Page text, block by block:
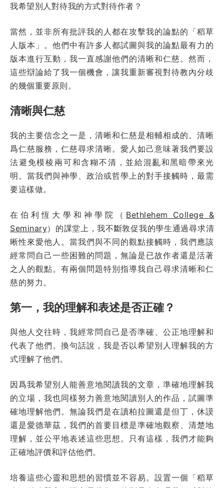
我希望別人對待我的方式對待作者？
當然，並非所有批評我的人都在攻擊我的論點的「稻草
人版本」。他們中有許多人都試圖與我的論點最有力的
版本進行互動，我一直感謝他們的清晰和仁慈。然而，
這些辯論給了我一個機會，讓我重新審視對待教內分歧
的幾個重要原則。
清晰與仁慈
我的主要信念之一是，清晰和仁慈是相輔相成的。清晰
爲仁慈服務，仁慈尋求清晰。愛人如己意味著我們要設
法避免模棱兩可和含糊不清，並給混亂和黑暗帶來光
明。當我們與神學、政治或哲學上的對手接觸時，最需
要這樣做。
在伯利恆大學和神學院（ Bethlehem College &
Seminary）的課堂上，我不斷敦促我的學生通過尋求清
晰性來愛他人。當我們與不同的觀點接觸時，我們應該
經常問自己一些困難的問題，無論是已故作者還是活著
之人的觀點。有兩個問題特別指導我自己尋求清晰和仁
慈的努力。
第一，我的理解和表述是否正確？
與他人交往時，我經常問自己是否準確、公正地理解和
代表了他們。換句話說，我是否以希望別人理解我的方
式理解了他們。
因爲我希望別人能善意地閱讀我的文章，準確地理解我
的立場，我也同樣努力善意地閱讀別人的作品，試圖準
確地理解他們。無論我們是在讀柏拉圖還是但丁，休謨
還是愛德華茲，我們的首要目標是準確地觀察、清楚地
理解，並公平地表述這些思想。只有這樣，我們才能夠
正確地評價和評估他們。
培養這些心靈和思想的習慣並不容易。設置一個「稻草